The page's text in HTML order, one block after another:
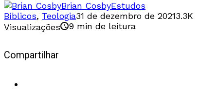
Brian CosbyEstudos
Bíblicos, Teologia31 de dezembro de 20213.3K
Visualizações
9 min de leitura
Compartilhar